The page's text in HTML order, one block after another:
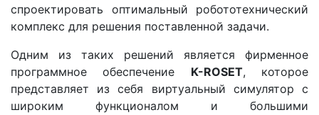
спроектировать оптимальный робототехнический
комплекс для решения поставленной задачи.
Одним из таких решений является фирменное
программное обеспечение K-ROSET, которое
представляет из себя виртуальный симулятор с
широким функционалом и большими